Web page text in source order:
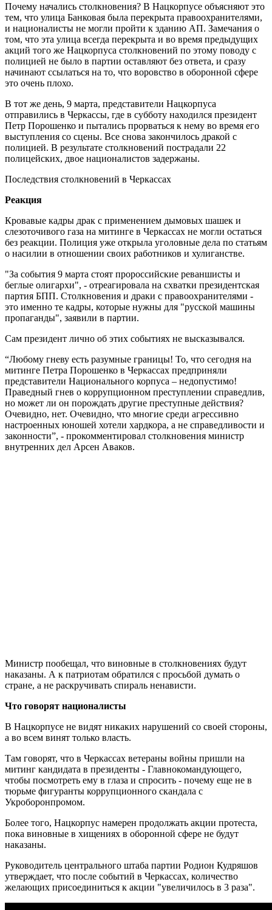
Почему начались столкновения? В Нацкорпусе объясняют это
тем, что улица Банковая была перекрыта правоохранителями,
и националисты не могли пройти к зданию АП. Замечания о
том, что эта улица всегда перекрыта и во время предыдущих
акций того же Нацкорпуса столкновений по этому поводу с
полицией не было в партии оставляют без ответа, и сразу
начинают ссылаться на то, что воровство в оборонной сфере
это очень плохо.
В тот же день, 9 марта, представители Нацкорпуса
отправились в Черкассы, где в субботу находился президент
Петр Порошенко и пытались прорваться к нему во время его
выступления со сцены. Все снова закончилось дракой с
полицией. В результате столкновений пострадали 22
полицейских, двое националистов задержаны.
Последствия столкновений в Черкассах
Реакция
Кровавые кадры драк с применением дымовых шашек и
слезоточивого газа на митинге в Черкассах не могли остаться
без реакции. Полиция уже открыла уголовные дела по статьям
о насилии в отношении своих работников и хулиганстве.
"За события 9 марта стоят пророссийские реваншисты и
беглые олигархи", - отреагировала на схватки президентская
партия БПП. Столкновения и драки с правоохранителями -
это именно те кадры, которые нужны для "русской машины
пропаганды", заявили в партии.
Сам президент лично об этих событиях не высказывался.
“Любому гневу есть разумные границы! То, что сегодня на
митинге Петра Порошенко в Черкассах предприняли
представители Национального корпуса – недопустимо!
Праведный гнев о коррупционном преступлении справедлив,
но может ли он порождать другие преступные действия?
Очевидно, нет. Очевидно, что многие среди агрессивно
настроенных юношей хотели хардкора, а не справедливости и
законности”, - прокомментировал столкновения министр
внутренних дел Арсен Аваков.
Министр пообещал, что виновные в столкновениях будут
наказаны. А к патриотам обратился с просьбой думать о
стране, а не раскручивать спираль ненависти.
Что говорят националисты
В Нацкорпусе не видят никаких нарушений со своей стороны,
а во всем винят только власть.
Там говорят, что в Черкассах ветераны войны пришли на
митинг кандидата в президенты - Главнокомандующего,
чтобы посмотреть ему в глаза и спросить - почему еще не в
тюрьме фигуранты коррупционного скандала с
Укроборонпромом.
Более того, Нацкорпус намерен продолжать акции протеста,
пока виновные в хищениях в оборонной сфере не будут
наказаны.
Руководитель центрального штаба партии Родион Кудряшов
утверждает, что после событий в Черкассах, количество
желающих присоединиться к акции "увеличилось в 3 раза".